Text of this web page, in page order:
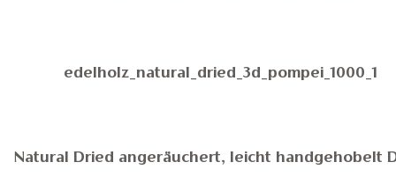
edelholz_natural_dried_3d_pompei_1000_1
Natural Dried angeräuchert, leicht handgehobelt